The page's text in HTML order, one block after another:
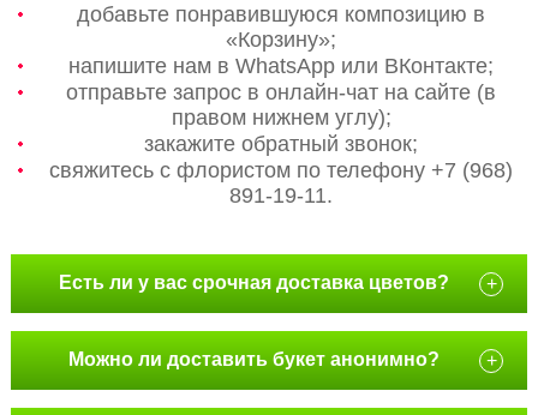
добавьте понравившуюся композицию в
«Корзину»;
напишите нам в WhatsApp или ВКонтакте;
отправьте запрос в онлайн-чат на сайте (в
правом нижнем углу);
закажите обратный звонок;
свяжитесь с флористом по телефону +7 (968)
891-19-11.
Есть ли у вас срочная доставка цветов? +
Можно ли доставить букет анонимно? +